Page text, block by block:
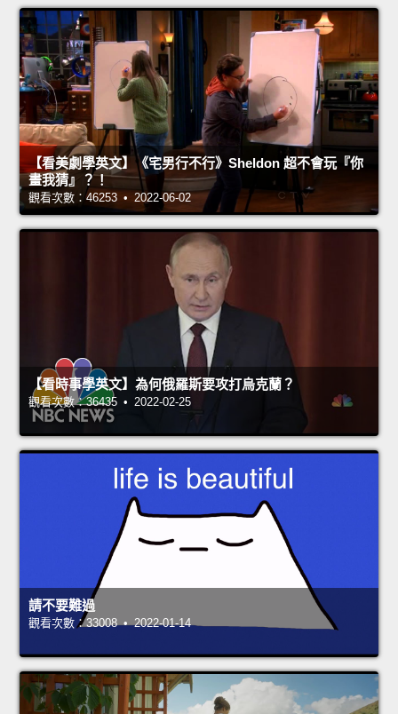
【看美劇學英文】《宅男行不行》Sheldon 超不會玩『你
畫我猜』？！
觀看次數：46253 • 2022-06-02
【看時事學英文】為何俄羅斯要攻打烏克蘭？
觀看次數：36435 • 2022-02-25
請不要難過
觀看次數：33008 • 2022-01-14